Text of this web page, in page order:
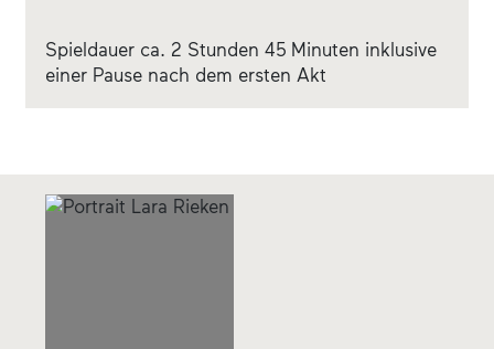
Spieldauer ca. 2 Stunden 45 Minuten inklusive
einer Pause nach dem ersten Akt